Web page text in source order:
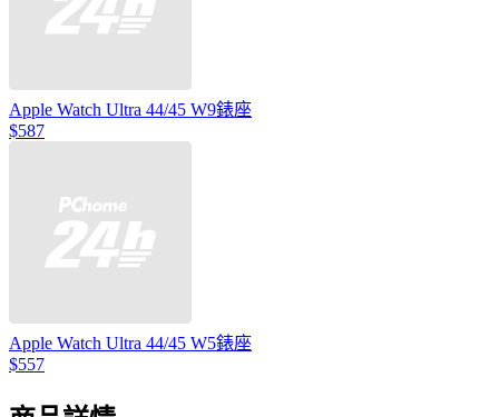
Apple Watch Ultra 44/45 W9錶座
$587
Apple Watch Ultra 44/45 W5錶座
$557